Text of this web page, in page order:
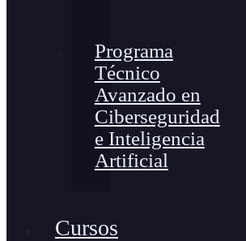
Programa
Técnico
Avanzado en
Ciberseguridad
e Inteligencia
Artificial
Cursos